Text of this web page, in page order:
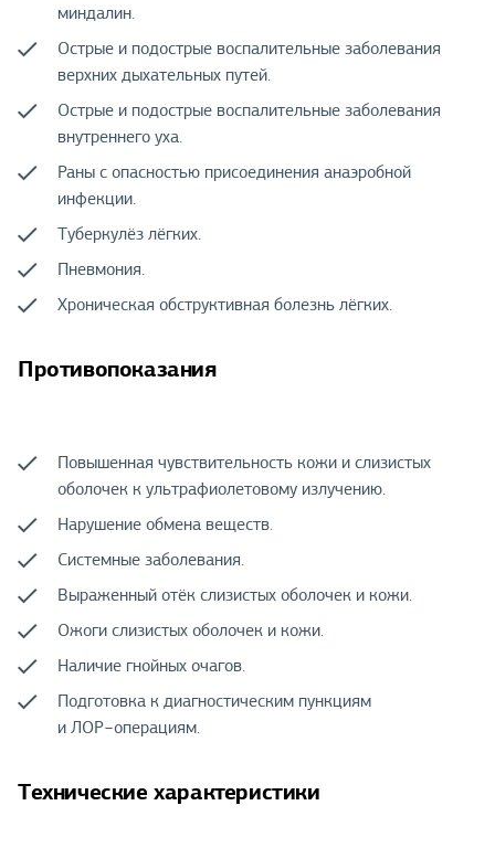
миндалин.
Острые и подострые воспалительные заболевания
верхних дыхательных путей.
Острые и подострые воспалительные заболевания
внутреннего уха.
Раны с опасностью присоединения анаэробной
инфекции.
Туберкулёз лёгких.
Пневмония.
Хроническая обструктивная болезнь лёгких.
Противопоказания
Повышенная чувствительность кожи и слизистых
оболочек к ультрафиолетовому излучению.
Нарушение обмена веществ.
Системные заболевания.
Выраженный отёк слизистых оболочек и кожи.
Ожоги слизистых оболочек и кожи.
Наличие гнойных очагов.
Подготовка к диагностическим пункциям
и ЛОР−операциям.
Технические характеристики